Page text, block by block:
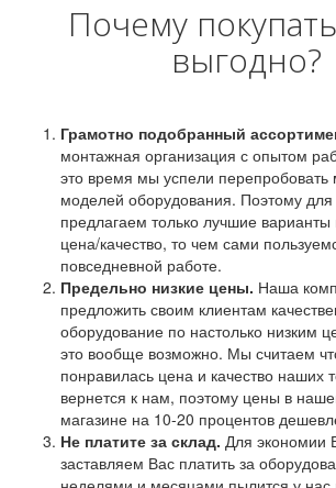
Почему
выгодно?
Грамотно подобранный
монтажная организация с опытом
это время мы успели перепробовать
моделей оборудования. Поэтому
предлагаем только лучшие
цена/качество, то чем сами
повседневной работе.
Предельно низкие цены. Наша
предложить своим клиентам
оборудование по настолько низким
это вообще возможно. Мы считаем
понравилась цена и качество наших
вернется к нам, поэтому цены в
магазине на 10-20 процентов
Не платите за склад. Для экономии
заставляем Вас платить за